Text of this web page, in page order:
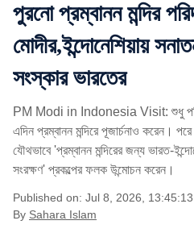
পুরনো প্রম্বানন মন্দির
মোদীর,ইন্দোনেশিয়ায়
সংস্কার ভারতের
PM Modi in Indonesia Visit: শুধু
এদিন প্রম্বানন মন্দিরে পূজার্চনাও করেন। পরে
যৌথভাবে 'প্রম্বানন মন্দিরের জন্য ভারত-
সংরক্ষণ' প্রকল্পের ফলক উন্মোচন করেন।
Published on: Jul 8, 2026,
By Sahara Islam